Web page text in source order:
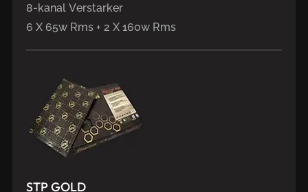
8-kanal Verstarker
6 X 65w Rms + 2 X 160w Rms
STPGOLD